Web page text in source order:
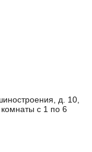
д. 10,
с 1 по 6